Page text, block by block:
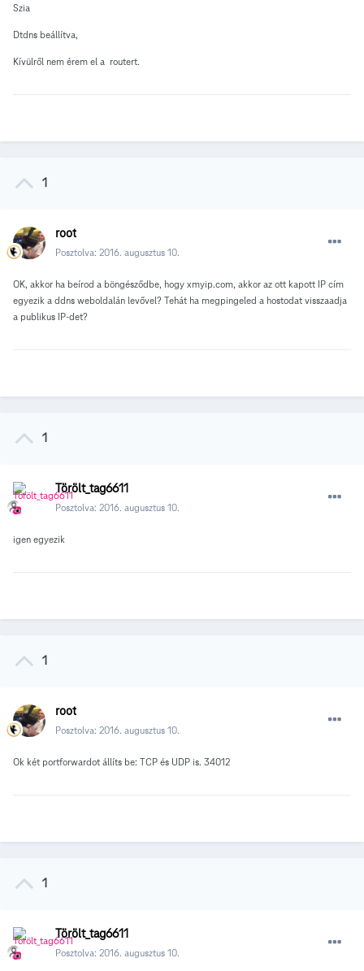
Szia
Dtdns beállítva,
Kívülről nem érem el a routert.
1
root
Posztolva: 2016. augusztus 10.
OK, akkor ha beírod a böngésződbe, hogy xmyip.com, akkor az ott kapott IP cím
egyezik a ddns weboldalán levővel? Tehát ha megpingeled a hostodat visszaadja
a publikus IP-det?
1
Törölt_tag6611
Posztolva: 2016. augusztus 10.
igen egyezik
1
root
Posztolva: 2016. augusztus 10.
Ok két portforwardot állíts be: TCP és UDP is. 34012
1
Törölt_tag6611
Posztolva: 2016. augusztus 10.